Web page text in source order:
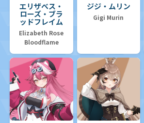
エリザベス・
ローズ・ブラ
ッドフレイム
Elizabeth Rose
Bloodflame
ジジ・ムリン
Gigi Murin